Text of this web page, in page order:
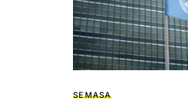
SEMASA